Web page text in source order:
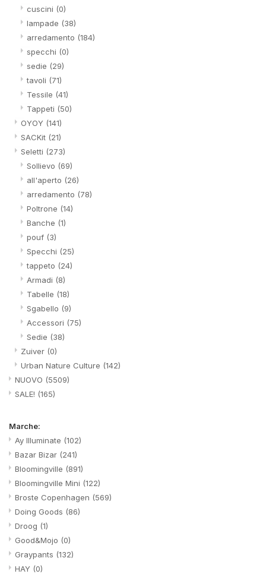
cuscini (0)
lampade (38)
arredamento (184)
specchi (0)
sedie (29)
tavoli (71)
Tessile (41)
Tappeti (50)
OYOY (141)
SACKit (21)
Seletti (273)
Sollievo (69)
all'aperto (26)
arredamento (78)
Poltrone (14)
Banche (1)
pouf (3)
Specchi (25)
tappeto (24)
Armadi (8)
Tabelle (18)
Sgabello (9)
Accessori (75)
Sedie (38)
Zuiver (0)
Urban Nature Culture (142)
NUOVO (5509)
SALE! (165)
Marche:
Ay Illuminate (102)
Bazar Bizar (241)
Bloomingville (891)
Bloomingville Mini (122)
Broste Copenhagen (569)
Doing Goods (86)
Droog (1)
Good&Mojo (0)
Graypants (132)
HAY (0)